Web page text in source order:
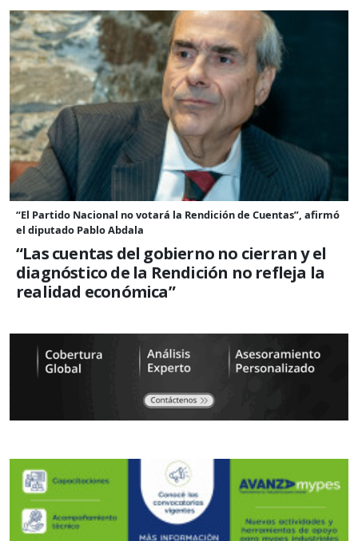
“El Partido Nacional no votará la Rendición de Cuentas”, afirmó
el diputado Pablo Abdala
“Las cuentas del gobierno no cierran y el
diagnóstico de la Rendición no refleja la
realidad económica”